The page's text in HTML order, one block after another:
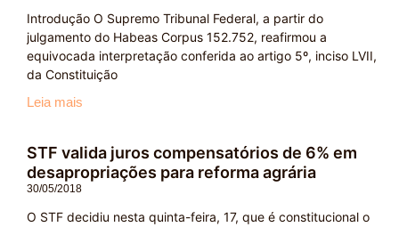
Introdução O Supremo Tribunal Federal, a partir do
julgamento do Habeas Corpus 152.752, reafirmou a
equivocada interpretação conferida ao artigo 5º, inciso LVII,
da Constituição
Leia mais
STF valida juros compensatórios de 6% em
desapropriações para reforma agrária
30/05/2018
O STF decidiu nesta quinta-feira, 17, que é constitucional o